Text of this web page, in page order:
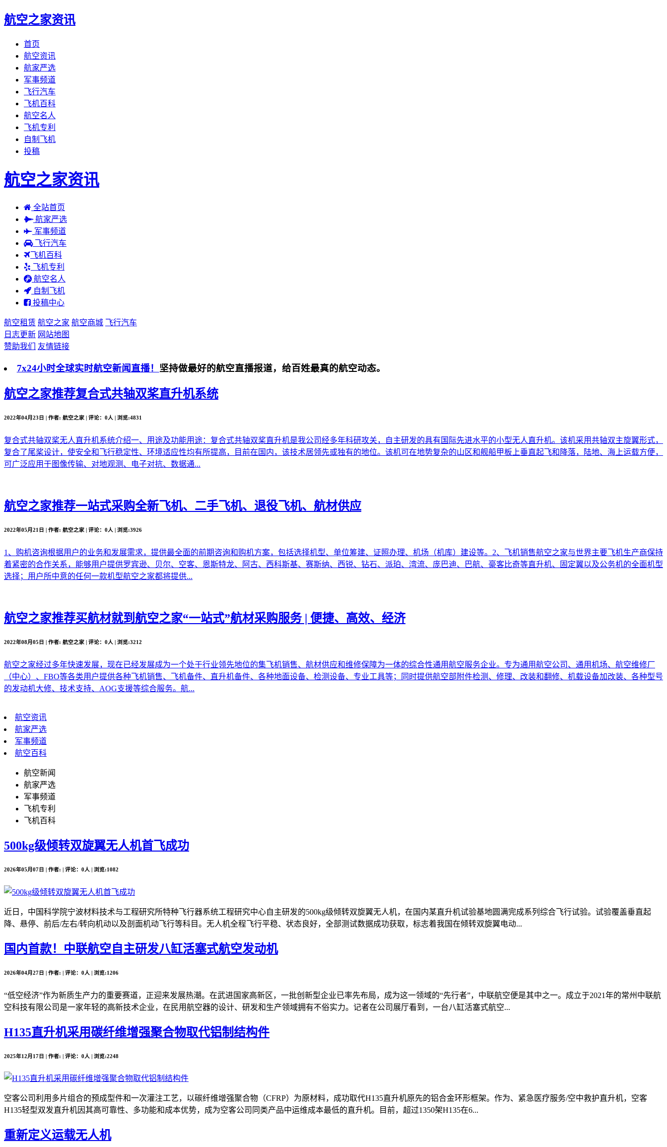
航空之家资讯
首页
航空资讯
航家严选
军事频道
飞行汽车
飞机百科
航空名人
飞机专利
自制飞机
投稿
航空之家资讯
全站首页
航家严选
军事频道
飞行汽车
飞机百科
飞机专利
航空名人
自制飞机
投稿中心
航空租赁 航空之家 航空商城 飞行汽车
日志更新 网站地图
赞助我们
友情链接
7x24小时全球实时航空新闻直播！ 坚持做最好的航空直播报道，给百姓最真的航空动态。
航空之家推荐复合式共轴双桨直升机系统
2022年04月23日 | 作者: 航空之家 | 评论：0人 | 浏览:4831
复合式共轴双桨无人直升机系统介绍一、用途及功能用途：复合式共轴双桨直升机是我公司经多年科研攻关，自主研发的具有国际先进水平的小型无人直升机。该机采用共轴双主旋翼形式，
复合了尾桨设计，使安全和飞行稳定性、环境适应性均有所提高，目前在国内，该技术居领先或独有的地位。该机可在地势复杂的山区和舰船甲板上垂直起飞和降落，陆地、海上运载方便，
可广泛应用于图像传输、对地观测、电子对抗、数据通...
航空之家推荐一站式采购全新飞机、二手飞机、退役飞机、航材供应
2022年05月21日 | 作者: 航空之家 | 评论：0人 | 浏览:3926
1、购机咨询根据用户的业务和发展需求，提供最全面的前期咨询和购机方案，包括选择机型、单位筹建、证照办理、机场（机库）建设等。2、飞机销售航空之家与世界主要飞机生产商保持
着紧密的合作关系，能够用户提供罗宾逊、贝尔、空客、恩斯特龙、阿古、西科斯基、赛斯纳、西锐、钻石、派珀、湾流、庞巴迪、巴航、豪客比奇等直升机、固定翼以及公务机的全面机型
选择；用户所中意的任何一款机型航空之家都将提供...
航空之家推荐买航材就到航空之家“一站式”航材采购服务 | 便捷、高效、经济
2022年08月05日 | 作者: 航空之家 | 评论：0人 | 浏览:3212
航空之家经过多年快速发展，现在已经发展成为一个处于行业领先地位的集飞机销售、航材供应和维修保障为一体的综合性通用航空服务企业。专为通用航空公司、通用机场、航空维修厂
（中心）、FBO等各类用户提供各种飞机销售、飞机备件、直升机备件、各种地面设备、检测设备、专业工具等；同时提供航空部附件检测、修理、改装和翻修、机载设备加改装、各种型号
的发动机大修、技术支持、AOG支援等综合服务。航...
航空资讯
航家严选
军事频道
航空百科
航空新闻
航家严选
军事频道
飞机专利
飞机百科
500kg级倾转双旋翼无人机首飞成功
2026年05月07日 | 作者: | 评论：0人 | 浏览:1082
近日，中国科学院宁波材料技术与工程研究所特种飞行器系统工程研究中心自主研发的500kg级倾转双旋翼无人机，在国内某直升机试验基地圆满完成系列综合飞行试验。试验覆盖垂直起
降、悬停、前后/左右/转向机动以及剖面机动飞行等科目。无人机全程飞行平稳、状态良好，全部测试数据成功获取，标志着我国在倾转双旋翼电动...
国内首款！中联航空自主研发八缸活塞式航空发动机
2026年04月27日 | 作者: | 评论：0人 | 浏览:1206
“低空经济”作为新质生产力的重要赛道，正迎来发展热潮。在武进国家高新区，一批创新型企业已率先布局，成为这一领域的“先行者”，中联航空便是其中之一。成立于2021年的常州中联航
空科技有限公司是一家年轻的高新技术企业，在民用航空器的设计、研发和生产领域拥有不俗实力。记者在公司展厅看到，一台八缸活塞式航空...
H135直升机采用碳纤维增强聚合物取代铝制结构件
2025年12月17日 | 作者: | 评论：0人 | 浏览:2248
空客公司利用多片组合的预成型件和一次灌注工艺，以碳纤维增强聚合物（CFRP）为原材料，成功取代H135直升机原先的铝合金环形框架。作为、紧急医疗服务/空中救护直升机，空客
H135轻型双发直升机因其高可靠性、多功能和成本优势，成为空客公司同类产品中运维成本最低的直升机。目前，超过1350架H135在6...
重新定义运载无人机